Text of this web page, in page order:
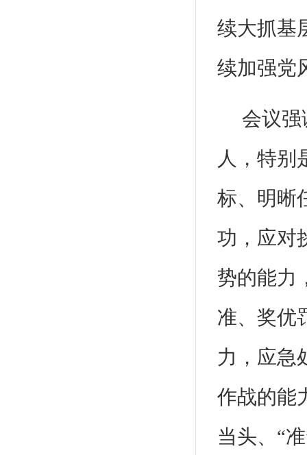
续大抓基
续加强党
会议强
人，特别
标、明晰
功，应对
势的能力
准、奖优
力，应急
作战的能
当头、“